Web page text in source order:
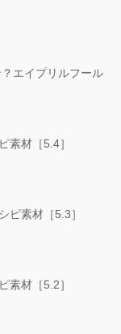
エイプリルフール
素材［5.4］
ピ素材［5.3］
素材［5.2］